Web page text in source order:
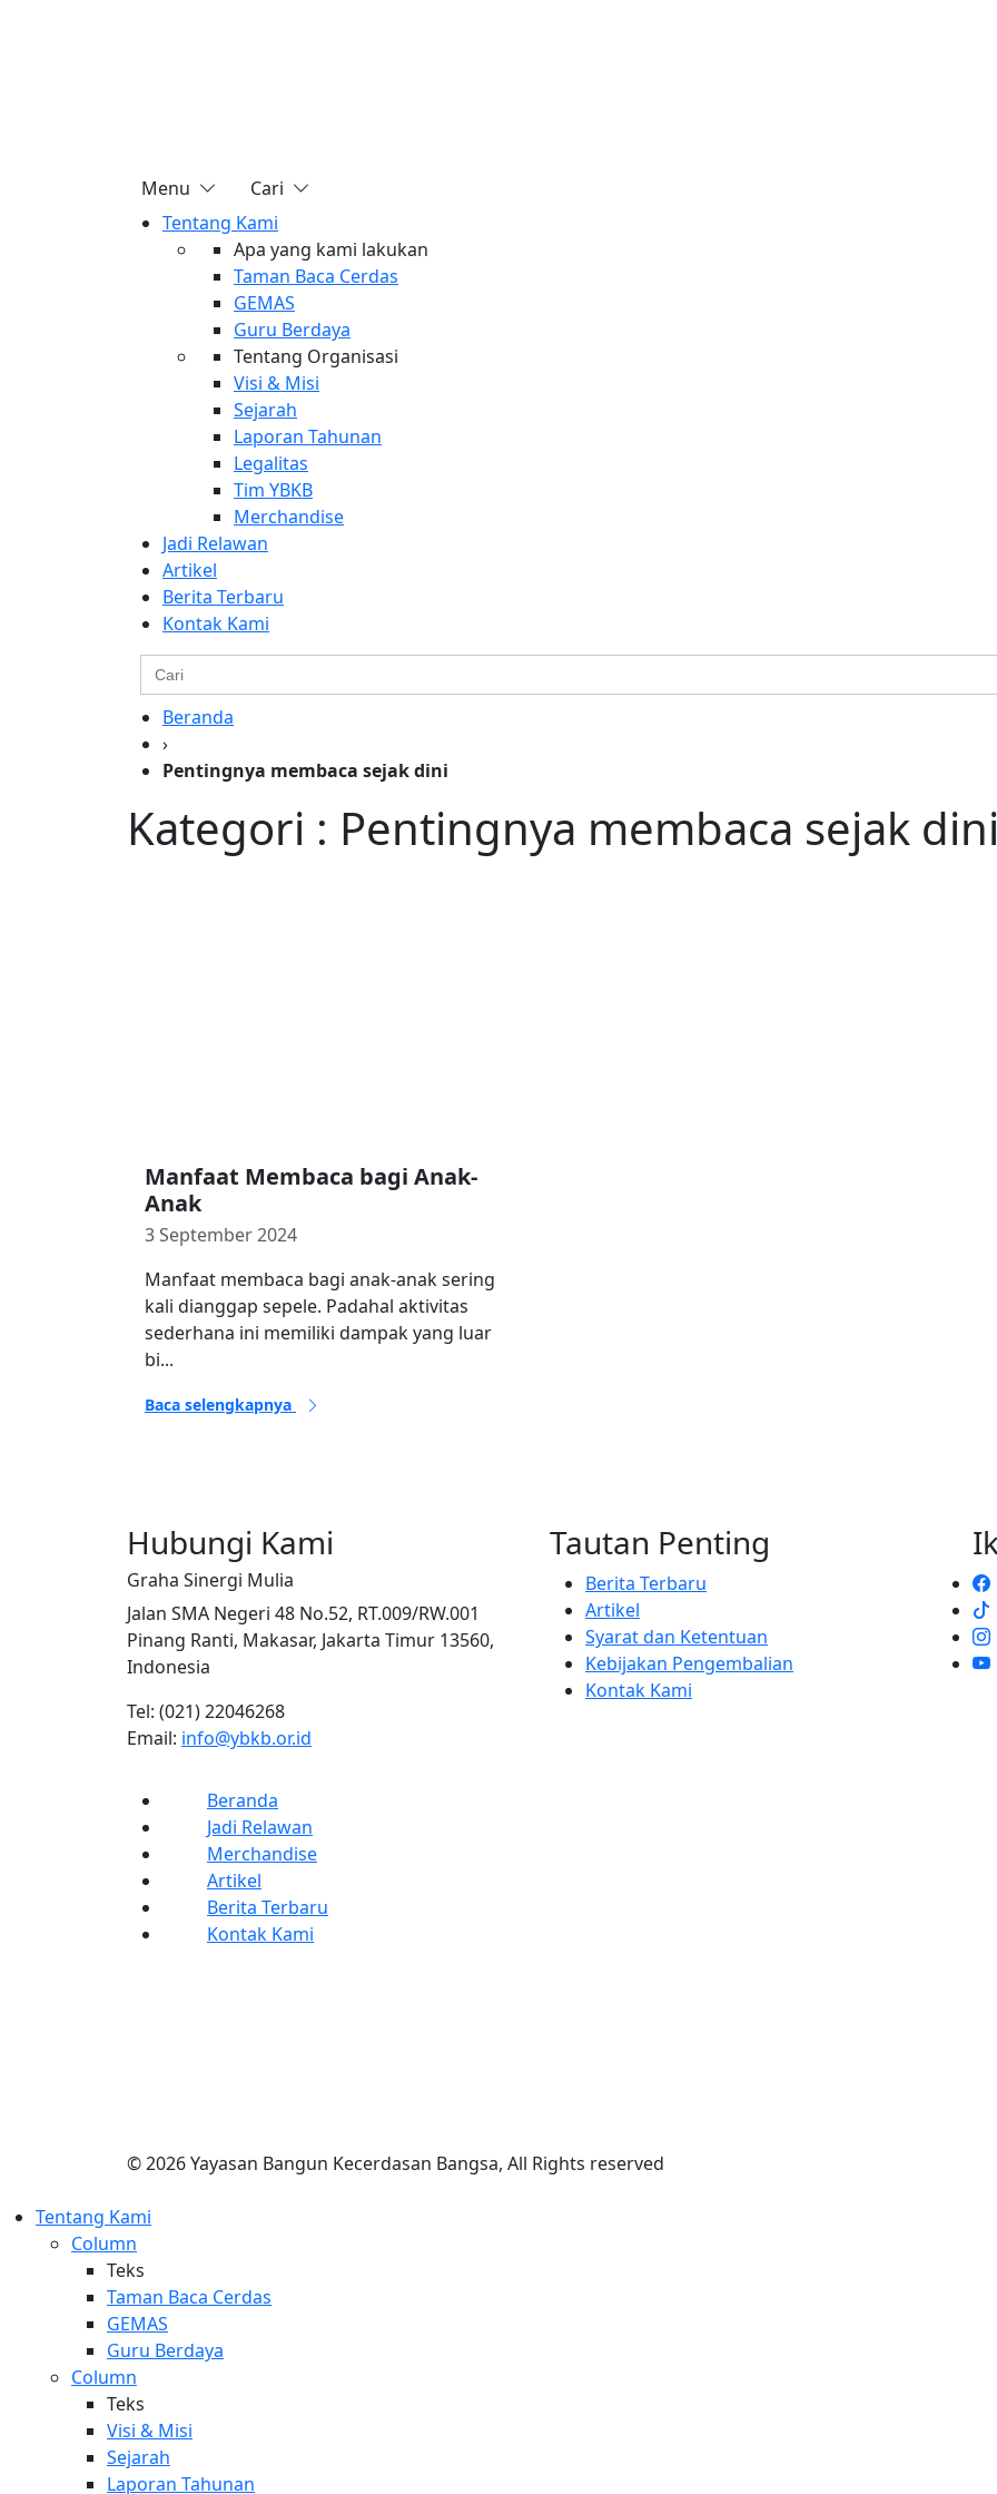
Menu
Cari
Tentang Kami
Apa yang kami lakukan
Taman Baca Cerdas
GEMAS
Guru Berdaya
Tentang Organisasi
Visi & Misi
Sejarah
Laporan Tahunan
Legalitas
Tim YBKB
Merchandise
Jadi Relawan
Artikel
Berita Terbaru
Kontak Kami
Search
for:
Beranda
›
Pentingnya membaca sejak dini
Kategori : Pentingnya membaca sejak dini
Manfaat Membaca bagi Anak-
Anak
3 September 2024
Manfaat membaca bagi anak-anak sering
kali dianggap sepele. Padahal aktivitas
sederhana ini memiliki dampak yang luar
bi...
Baca selengkapnya
Hubungi Kami
Graha Sinergi Mulia
Jalan SMA Negeri 48 No.52, RT.009/RW.001
Pinang Ranti, Makasar, Jakarta Timur 13560,
Indonesia
Tel: (021) 22046268
Email: info@ybkb.or.id
Tautan Penting
Berita Terbaru
Artikel
Syarat dan Ketentuan
Kebijakan Pengembalian
Kontak Kami
Beranda
Jadi Relawan
Merchandise
Artikel
Berita Terbaru
Kontak Kami
© 2026 Yayasan Bangun Kecerdasan Bangsa, All Rights reserved
Tentang Kami
Column
Teks
Taman Baca Cerdas
GEMAS
Guru Berdaya
Column
Teks
Visi & Misi
Sejarah
Laporan Tahunan